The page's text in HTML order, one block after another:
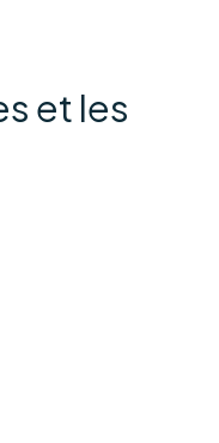
et les